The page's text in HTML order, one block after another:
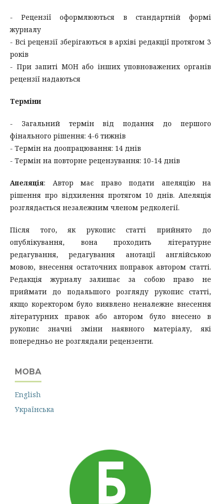
- Рецензії оформлюються в стандартній формі
журналу
- Всі рецензії зберігаються в архіві редакції протягом 3
років
- При запиті МОН або інших уповноважених органів
рецензії надаються
Терміни
- Загальний термін від подання до першого
фінального рішення: 4-6 тижнів
- Термін на доопрацювання: 14 днів
- Термін на повторне рецензування: 10-14 днів
Апеляція: Автор має право подати апеляцію на
рішення про відхилення протягом 10 днів. Апеляція
розглядається незалежним членом редколегії.
Після того, як рукопис статті прийнято до
опублікування, вона проходить літературне
редагування, редагування анотації англійською
мовою, внесення остаточних поправок автором статті.
Редакція журналу залишає за собою право не
приймати до подальшого розгляду рукопис статті,
якщо коректором було виявлено неналежне внесення
літературних правок або автором було внесено в
рукопис значні зміни наявного матеріалу, які
попередньо не розглядали рецензенти.
МОВА
English
Українська